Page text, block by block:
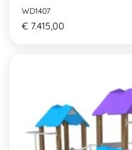
WD1407
€ 7.415,00